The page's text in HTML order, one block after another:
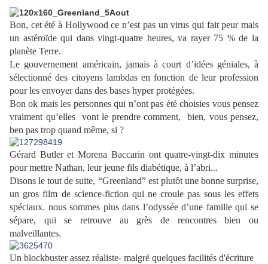
Bon, cet été à Hollywood ce n’est pas un virus qui fait peur mais
un astéroïde qui dans vingt-quatre heures, va rayer 75 % de la
planète Terre.
Le gouvernement américain, jamais à court d’idées géniales, à
sélectionné des citoyens lambdas en fonction de leur profession
pour les envoyer dans des bases hyper protégées.
Bon ok mais les personnes qui n’ont pas été choisies vous pensez
vraiment qu’elles vont le prendre comment, bien, vous pensez,
ben pas trop quand même, si ?
Gérard Butler et Morena Baccarin ont quatre-vingt-dix minutes
pour mettre Nathan, leur jeune fils diabétique, à l’abri...
Disons le tout de suite, “Greenland” est plutôt une bonne surprise,
un gros film de science-fiction qui ne croule pas sous les effets
spéciaux. nous sommes plus dans l’odyssée d’une famille qui se
sépare, qui se retrouve au grès de rencontres bien ou
malveillantes.
Un blockbuster assez réaliste- malgré quelques facilités d'écriture